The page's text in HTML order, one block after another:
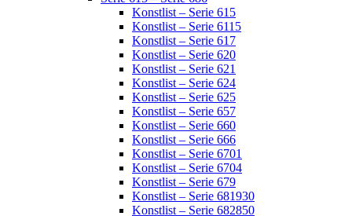
Konstlist – Serie 615
Konstlist – Serie 6115
Konstlist – Serie 617
Konstlist – Serie 620
Konstlist – Serie 621
Konstlist – Serie 624
Konstlist – Serie 625
Konstlist – Serie 657
Konstlist – Serie 660
Konstlist – Serie 666
Konstlist – Serie 6701
Konstlist – Serie 6704
Konstlist – Serie 679
Konstlist – Serie 681930
Konstlist – Serie 682850